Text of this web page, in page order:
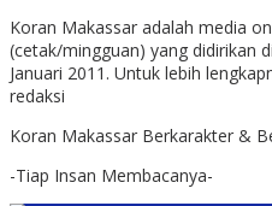
Koran Makassar adalah media
(cetak/mingguan) yang didirikan
Januari 2011. Untuk lebih
redaksi
Koran Makassar Berkarakter &
-Tiap Insan Membacanya-